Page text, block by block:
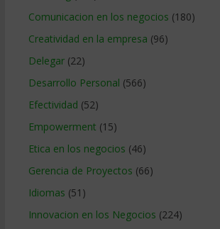
Comunicacion en los negocios (180)
Creatividad en la empresa (96)
Delegar(22)
Desarrollo Personal (566)
Efectividad (52)
Empowerment (15)
Etica en los negocios (46)
Gerencia de Proyectos (66)
Idiomas (51)
Innovacion en los Negocios (224)